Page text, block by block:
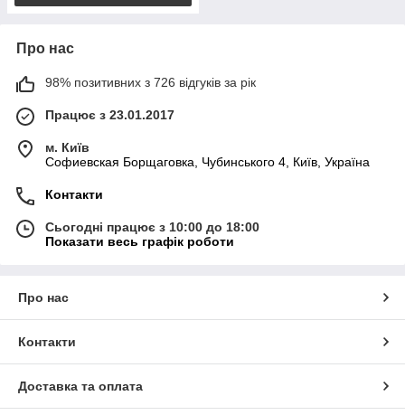
Про нас
98% позитивних з 726 відгуків за рік
Працює з 23.01.2017
м. Київ
Софиевская Борщаговка, Чубинського 4, Київ, Україна
Контакти
Сьогодні працює з 10:00 до 18:00
Показати весь графік роботи
Про нас
Контакти
Доставка та оплата